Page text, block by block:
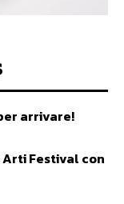
arrivare!
Festival con